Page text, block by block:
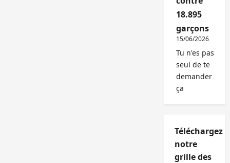
18.895
garçons
15/06/2026
Tu n'es pas
seul de te
demander
ça
Téléchargez
notre
grille des